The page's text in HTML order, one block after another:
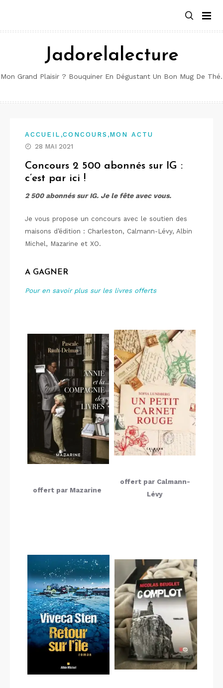
contenu
Jadorelalecture
Mon Grand Plaisir ? Bouquiner En Dégustant Un Bon Mug De Thé.
ACCUEIL ,CONCOURS ,MON ACTU
28 MAI 2021
Concours 2 500 abonnés sur IG :
c’est par ici !
2 500 abonnés sur IG. Je le fête avec vous.
Je vous propose un concours avec le soutien des
maisons d’édition : Charleston, Calmann-Lévy, Albin
Michel, Mazarine et XO.
A GAGNER
Pour en savoir plus sur les livres offerts
offert par Mazarine
offert par Calmann-
Lévy